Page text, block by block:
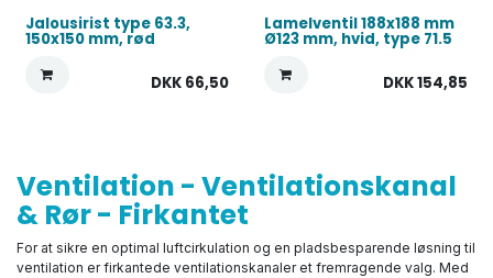
Jalousirist type 63.3,
150x150 mm, rød
DKK 66,50
Lamelventil 188x188 mm
Ø123 mm, hvid, type 71.5
DKK154,85
Ventilation - Ventilationskanal
& Rør - Firkantet
For at sikre en optimal luftcirkulation og en pladsbesparende løsning til
ventilation er firkantede ventilationskanaler et fremragende valg. Med